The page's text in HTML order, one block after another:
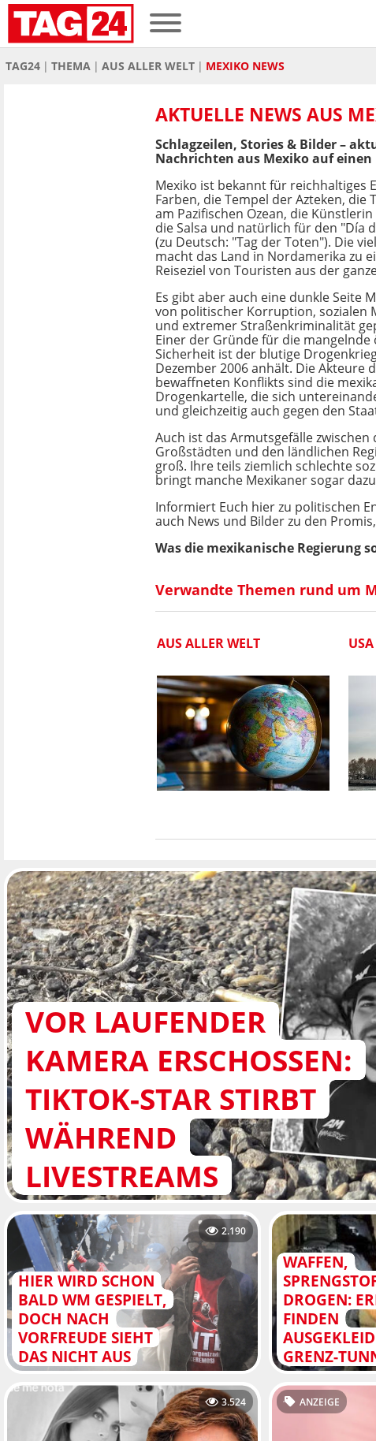
TAG24 THEMA AUS ALLER WELT MEXIKO NEWS
AKTUELLE NEWS AUS
Schlagzeilen, Stories & Bilder –
Nachrichten aus Mexiko auf einen
Mexiko ist bekannt für reichhaltiges
Farben, die Tempel der Azteken, die
am Pazifischen Ozean, die
die Salsa und natürlich für den "Día
(zu Deutsch: "Tag der Toten"). Die
macht das Land in Nordamerika zu
Reiseziel von Touristen aus der
Es gibt aber auch eine dunkle Seite
von politischer Korruption, sozialen
und extremer Straßenkriminalität
Einer der Gründe für die
Sicherheit ist der blutige
Dezember 2006 anhält. Die Akteure
bewaffneten Konflikts sind die
Drogenkartelle, die sich
und gleichzeitig auch gegen den
Auch ist das Armutsgefälle zwischen
Großstädten und den ländlichen
groß. Ihre teils ziemlich schlechte
bringt manche Mexikaner sogar
Informiert Euch hier zu politischen
auch News und Bilder zu den
Was die mexikanische Regierung
Verwandte Themen rund um
AUS ALLER WELT USA
VOR LAUFENDER
KAMERA ERSCHOSSEN:
TIKTOK-STAR STIRBT
WÄHREND
LIVESTREAMS
HIER WIRD SCHON
BALD WM GESPIELT,
DOCH NACH
VORFREUDE SIEHT
DAS NICHT AUS
2.190
WAFFEN,
DROGEN:
FINDEN
GRENZ-
3.524 ANZEIGE